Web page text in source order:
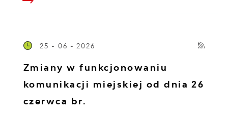
25 - 06 - 2026
Zmiany w funkcjonowaniu
komunikacji miejskiej od dnia 26
czerwca br.